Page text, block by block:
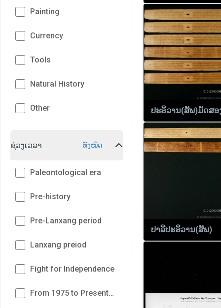
Painting
Currency
Tools
Natural History
Other
ຊ່ວງເວລາ ທັງໝົດ
Paleontological era
Pre-history
Pre-Lanxang period
Lanxang preiod
Fight for Independence
From 1975 to Present
ປະຣິວານ(ສັພ)ມັດສອ
ປາລີປະຣິວານ(ສັພ)